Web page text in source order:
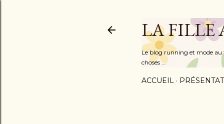
LA FILLE
Le blog running et mode au
choses ...
ACCUEIL